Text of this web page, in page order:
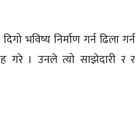
भविष्य निर्माण गर्न ढिला गर्न
गरे । उनले त्यो साझेदारी र र